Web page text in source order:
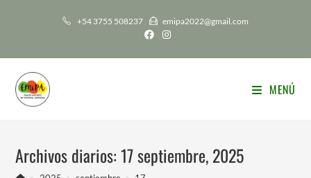
+54 3755 508237 emipa2022@gmail.com
MENÚ
Archivos diarios: 17 septiembre, 2025